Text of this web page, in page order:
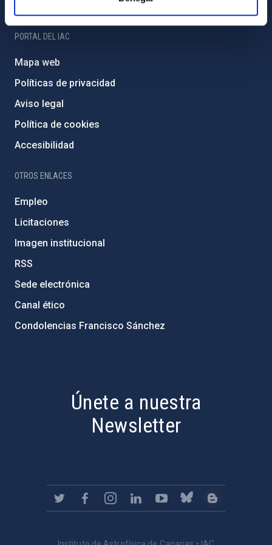
PORTAL DEL IAC
Mapa web
Políticas de privacidad
Aviso legal
Política de cookies
Accesibilidad
OTROS ENLACES
Empleo
Licitaciones
Imagen institucional
RSS
Sede electrónica
Canal ético
Condolencias Francisco Sánchez
Únete a nuestra
Newsletter